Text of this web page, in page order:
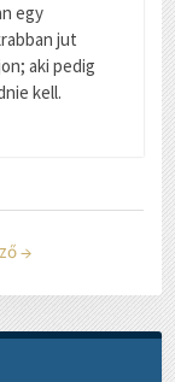
egy
jut
aki pedig
kell.
→